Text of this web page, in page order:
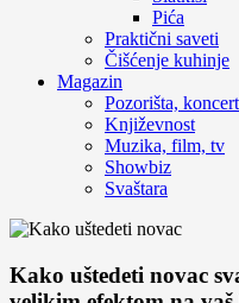
Pića
Praktični saveti
Čišćenje kuhinje
Magazin
Pozorišta,
Književnost
Muzika, film, tv
Showbiz
Svaštara
Kako uštedeti novac